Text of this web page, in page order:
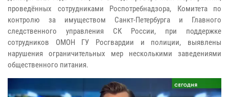
проведённых сотрудниками Роспотребнадзора, Комитета по
контролю за имуществом Санкт-Петербурга и Главного
следственного управления СК России, при поддержке
сотрудников ОМОН ГУ Росгвардии и полиции, выявлены
нарушения ограничительных мер несколькими заведениями
общественного питания.